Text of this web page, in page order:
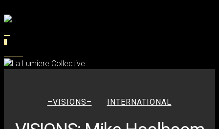
to
content
0
–VISIONS– INTERNATIONAL